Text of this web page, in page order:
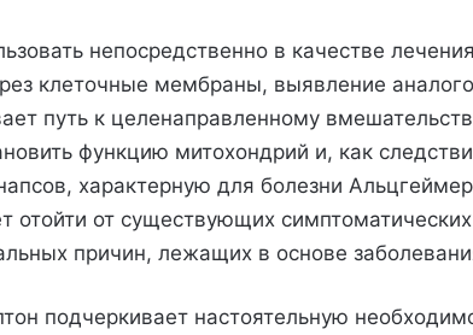
непосредственно в качестве
клеточные мембраны, выявление
путь к целенаправленному
функцию митохондрий и, как
характерную для болезни
отойти от существующих
причин, лежащих в основе
подчеркивает настоятельную